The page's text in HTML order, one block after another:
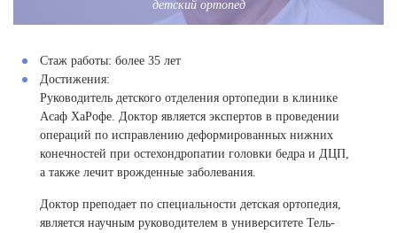
детский ортопед
Стаж работы: более 35 лет
Достижения:
Руководитель детского отделения ортопедии в клинике
Асаф ХаРофе. Доктор является экспертов в проведении
операций по исправлению деформированных нижних
конечностей при остехондропатии головки бедра и ДЦП,
а также лечит врожденные заболевания.
Доктор преподает по специальности детская ортопедия,
является научным руководителем в университете Тель-